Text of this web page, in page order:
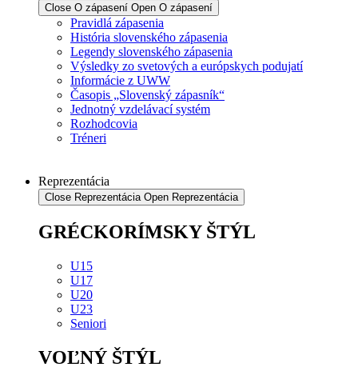
Close O zápasení Open O zápasení
Pravidlá zápasenia
História slovenského zápasenia
Legendy slovenského zápasenia
Výsledky zo svetových a európskych podujatí
Informácie z UWW
Časopis „Slovenský zápasník“
Jednotný vzdelávací systém
Rozhodcovia
Tréneri
Reprezentácia
Close Reprezentácia Open Reprezentácia
GRÉCKORÍMSKY ŠTÝL
U15
U17
U20
U23
Seniori
VOĽNÝ ŠTÝL